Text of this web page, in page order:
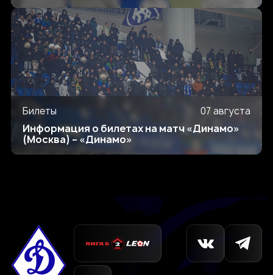
Билеты 07 августа
Информация о билетах на матч «Динамо»
(Москва) – «Динамо»